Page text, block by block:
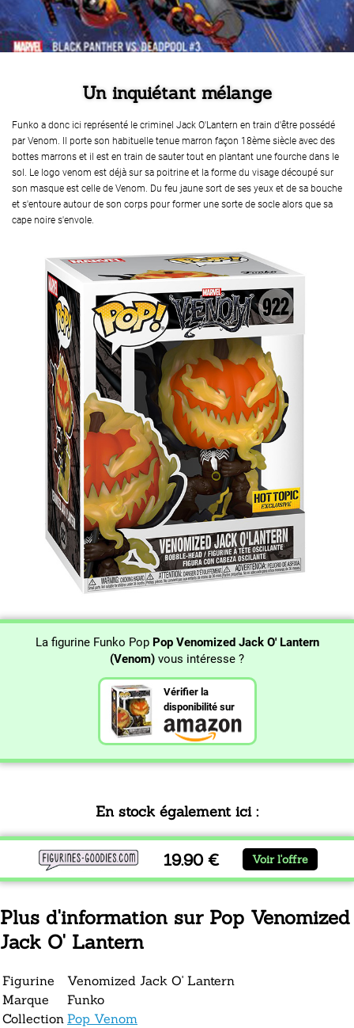
Un inquiétant mélange
Funko a donc ici représenté le criminel Jack O'Lantern en train d'être possédé
par Venom. Il porte son habituelle tenue marron façon 18ème siècle avec des
bottes marrons et il est en train de sauter tout en plantant une fourche dans le
sol. Le logo venom est déjà sur sa poitrine et la forme du visage découpé sur
son masque est celle de Venom. Du feu jaune sort de ses yeux et de sa bouche
et s'entoure autour de son corps pour former une sorte de socle alors que sa
cape noire s'envole.
La figurine Funko Pop Pop Venomized Jack O' Lantern
(Venom) vous intéresse ?
Vérifier la
disponibilité sur
En stock également ici :
19.90 € Voir l'offre
Plus d'information sur Pop Venomized
Jack O' Lantern
Figurine
Venomized Jack O' Lantern
Marque
Funko
Collection Pop Venom